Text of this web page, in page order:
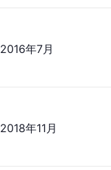
2016年7月
2018年11月